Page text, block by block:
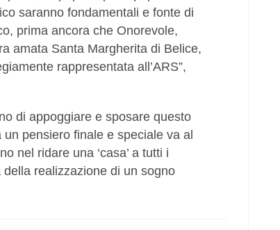
saranno fondamentali e fonte di
prima ancora che Onorevole,
amata Santa Margherita di Belice,
rappresentata all’ARS”,
di appoggiare e sposare questo
pensiero finale e speciale va al
nel ridare una ‘casa’ a tutti i
realizzazione di un sogno